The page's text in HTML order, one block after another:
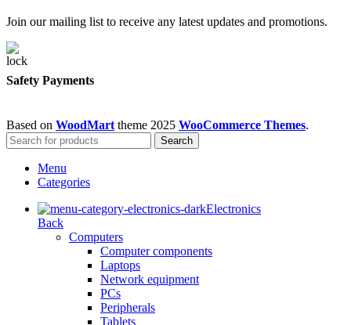
Join our mailing list to receive any latest updates and promotions.
Safety Payments
Based on WoodMart theme 2025 WooCommerce Themes.
Search
Menu
Categories
Electronics
Back
Computers
Computer components
Laptops
Network equipment
PCs
Peripherals
Tablets